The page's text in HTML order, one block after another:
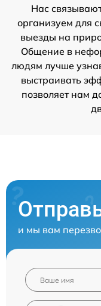
Нас
организуем для
выезды на
Общение в
людям лучше
выстраивать
позволяет нам
и мы вам